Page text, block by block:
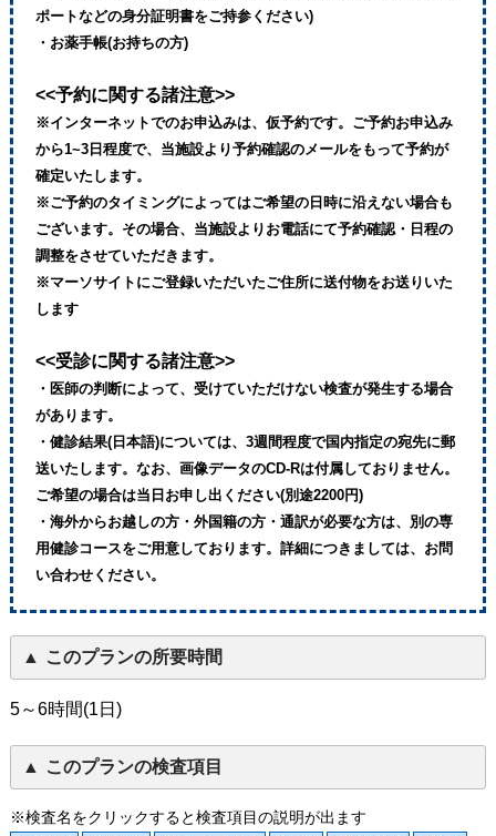
ポートなどの身分証明書をご持参ください)
・お薬手帳(お持ちの方)
<<予約に関する諸注意>>
※インターネットでのお申込みは、仮予約です。ご予約お申込み
から1~3日程度で、当施設より予約確認のメールをもって予約が
確定いたします。
※ご予約のタイミングによってはご希望の日時に沿えない場合も
ございます。その場合、当施設よりお電話にて予約確認・日程の
調整をさせていただきます。
※マーソサイトにご登録いただいたご住所に送付物をお送りいた
します
<<受診に関する諸注意>>
・医師の判断によって、受けていただけない検査が発生する場合
があります。
・健診結果(日本語)については、3週間程度で国内指定の宛先に郵
送いたします。なお、画像データのCD-Rは付属しておりません。
ご希望の場合は当日お申し出ください(別途2200円)
・海外からお越しの方・外国籍の方・通訳が必要な方は、別の専
用健診コースをご用意しております。詳細につきましては、お問
い合わせください。
このプランの所要時間
5～6時間(1日)
このプランの検査項目
※検査名をクリックすると検査項目の説明が出ます